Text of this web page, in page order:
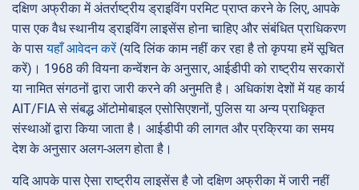
दक्षिण अफ्रीका में अंतर्राष्ट्रीय ड्राइविंग परमिट प्राप्त करने के लिए, आपके
पास एक वैध स्थानीय ड्राइविंग लाइसेंस होना चाहिए और संबंधित प्राधिकरण
के पासयहाँ आवेदन करें(यदि लिंक काम नहीं कर रहा है तो कृपया हमें सूचित
करें)। 1968 की वियना कन्वेंशन के अनुसार, आईडीपी को राष्ट्रीय सरकारों
या नामित संगठनों द्वारा जारी करने की अनुमति है। अधिकांश देशों में यह कार्य
AIT/FIA से संबद्ध ऑटोमोबाइल एसोसिएशनों, पुलिस या अन्य प्राधिकृत
संस्थाओं द्वारा किया जाता है। आईडीपी की लागत और प्रक्रिया का समय
देश के अनुसार अलग-अलग होता है।
यदि आपके पास ऐसा राष्ट्रीय लाइसेंस है जो दक्षिण अफ्रीका में जारी नहीं